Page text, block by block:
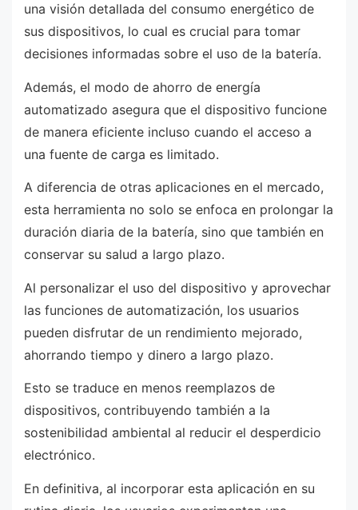
una visión detallada del consumo energético de
sus dispositivos, lo cual es crucial para tomar
decisiones informadas sobre el uso de la batería.
Además, el modo de ahorro de energía
automatizado asegura que el dispositivo funcione
de manera eficiente incluso cuando el acceso a
una fuente de carga es limitado.
A diferencia de otras aplicaciones en el mercado,
esta herramienta no solo se enfoca en prolongar la
duración diaria de la batería, sino que también en
conservar su salud a largo plazo.
Al personalizar el uso del dispositivo y aprovechar
las funciones de automatización, los usuarios
pueden disfrutar de un rendimiento mejorado,
ahorrando tiempo y dinero a largo plazo.
Esto se traduce en menos reemplazos de
dispositivos, contribuyendo también a la
sostenibilidad ambiental al reducir el desperdicio
electrónico.
En definitiva, al incorporar esta aplicación en su